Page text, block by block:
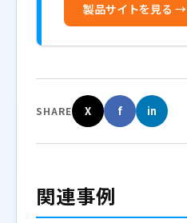
製品サイトを見る →
SHARE X f in
関連事例